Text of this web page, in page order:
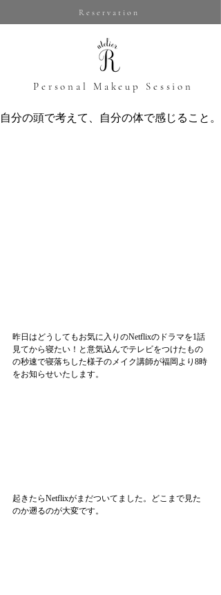
Reservation
​Personal Makeup Session
自分の頭で考えて、自分の体で感じること。
昨日はどうしてもお気に入りのNetflixのドラマを1話
見てから寝たい！と意気込んでテレビをつけたもの
の秒速で寝落ちした様子のメイク講師が福岡より8時
をお知らせいたします。
起きたらNetflixがまだついてました。どこまで見た
のか遡るのが大変です。